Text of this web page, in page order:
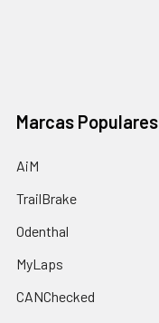
Marcas Populares
AiM
TrailBrake
Odenthal
MyLaps
CANChecked